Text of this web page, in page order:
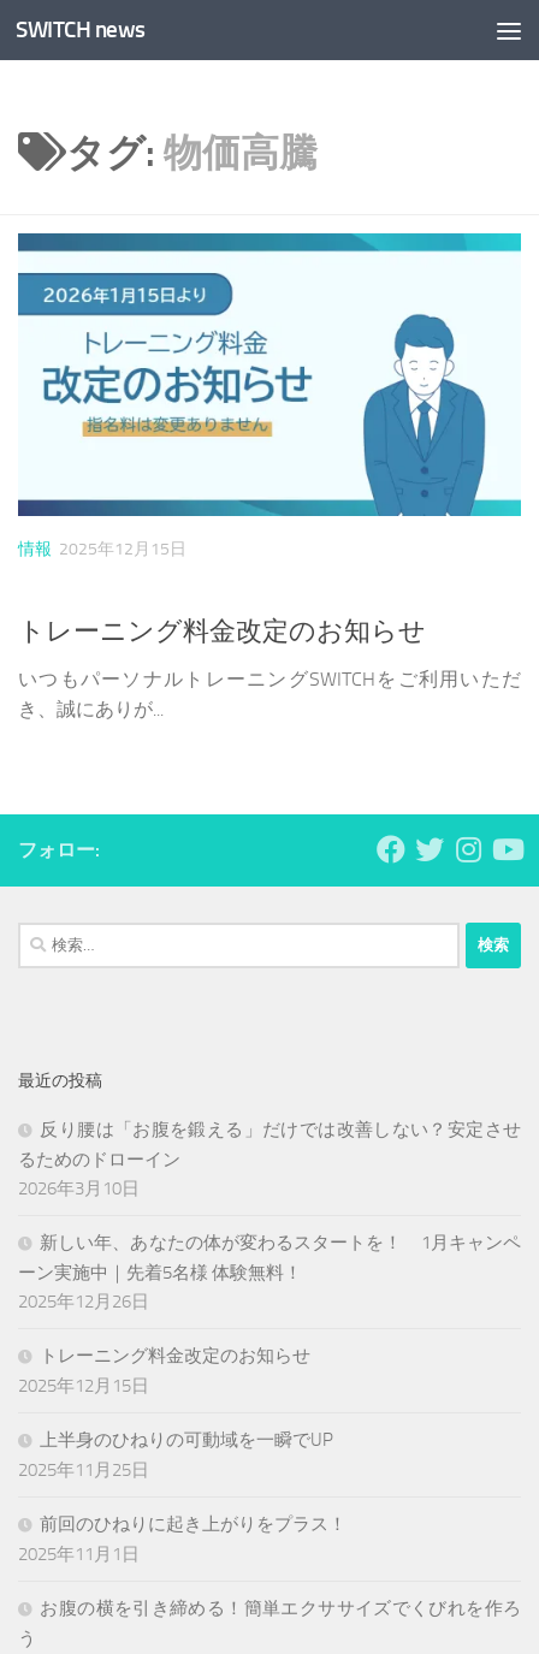
コンテンツへスキップ
SWITCH news
タグ: 物価高騰
情報 2025年12月15日
トレーニング料金改定のお知らせ
いつもパーソナルトレーニングSWITCHをご利用いただ
き、誠にありが...
フォロー:
検
索:
最近の投稿
反り腰は「お腹を鍛える」だけでは改善しない？安定させ
るためのドローイン
2026年3月10日
新しい年、あなたの体が変わるスタートを！ 1月キャンペ
ーン実施中｜先着5名様 体験無料！
2025年12月26日
トレーニング料金改定のお知らせ
2025年12月15日
上半身のひねりの可動域を一瞬でUP
2025年11月25日
前回のひねりに起き上がりをプラス！
2025年11月1日
お腹の横を引き締める！簡単エクササイズでくびれを作ろ
う